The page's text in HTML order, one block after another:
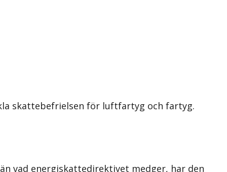
skattebefrielsen för luftfartyg och fartyg.
vad energiskattedirektivet medger, har den